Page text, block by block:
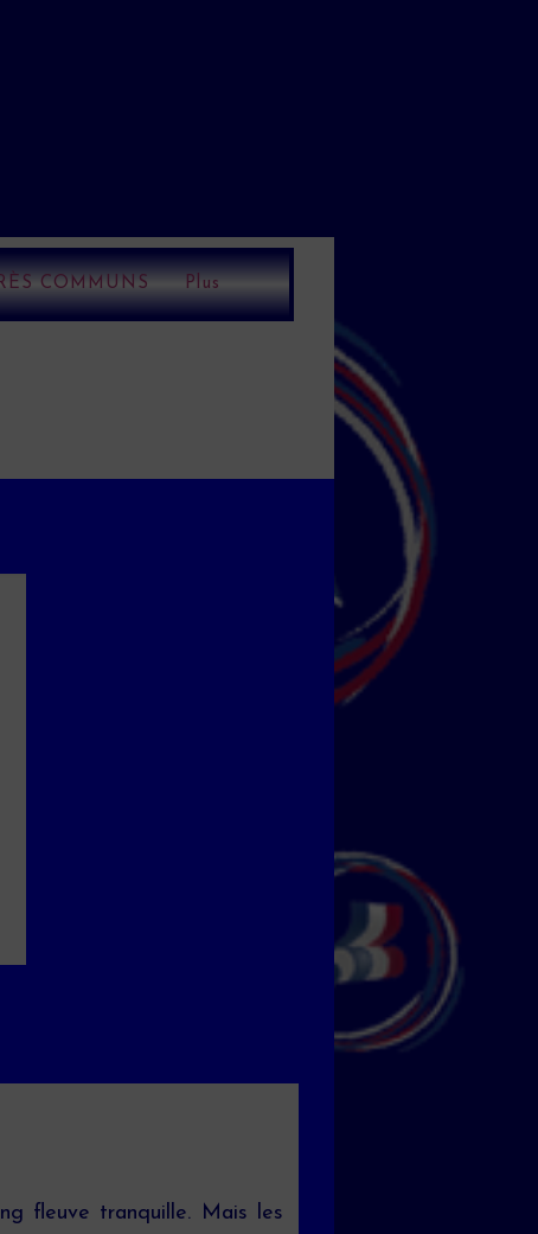
COMMUNS Plus
fleuve tranquille. Mais les